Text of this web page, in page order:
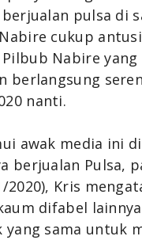
pulsa di
cukup
Nabire yang
berlangsung
nanti.
awak media ini
berjualan Pulsa,
2020), Kris
difabel
yang sama untuk